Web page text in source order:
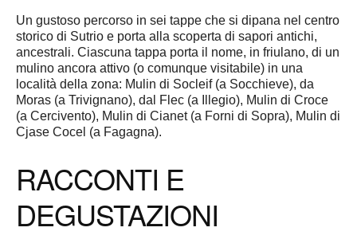
Un gustoso percorso in sei tappe che si dipana nel centro
storico di Sutrio e porta alla scoperta di sapori antichi,
ancestrali. Ciascuna tappa porta il nome, in friulano, di un
mulino ancora attivo (o comunque visitabile) in una
località della zona: Mulin di Socleif (a Socchieve), da
Moras (a Trivignano), dal Flec (a Illegio), Mulin di Croce
(a Cercivento), Mulin di Cianet (a Forni di Sopra), Mulin di
Cjase Cocel (a Fagagna).
RACCONTI E
DEGUSTAZIONI